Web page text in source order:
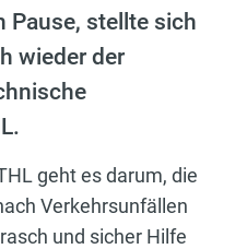
Pause, stellte sich
wieder der
geht es darum, die
Verkehrsunfällen
und sicher Hilfe